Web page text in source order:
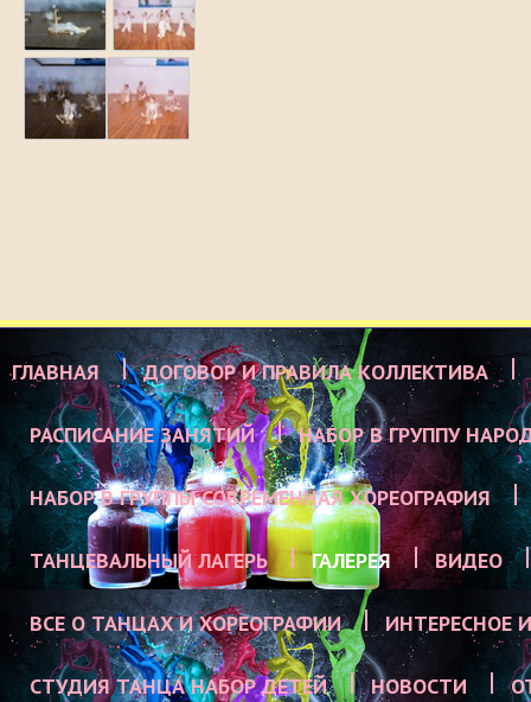
ГЛАВНАЯ ДОГОВОР И ПРАВИЛА КОЛЛЕКТИВА
РАСПИСАНИЕ ЗАНЯТИЙ НАБОР В ГРУППУ
НАБОР В ГРУППЫ СОВРЕМЕННАЯ ХОРЕОГРАФИЯ
ТАНЦЕВАЛЬНЫЙ ЛАГЕРЬ ГАЛЕРЕЯ ВИДЕО
ВСЕ О ТАНЦАХ И ХОРЕОГРАФИИ ИНТЕРЕСНОЕ
СТУДИЯ ТАНЦА НАБОР ДЕТЕЙ НОВОСТИ